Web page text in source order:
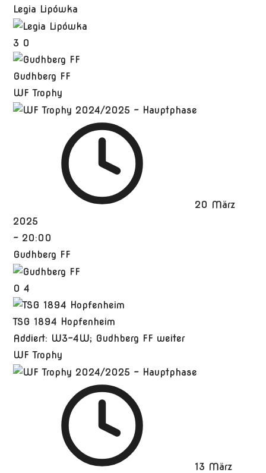
Legia Lipówka
3 0
Gudhberg FF
WF Trophy
20 März
2025
- 20:00
Gudhberg FF
04
TSG 1894 Hopfenheim
Addiert: W3-4W; Gudhberg FF weiter
WF Trophy
13 März